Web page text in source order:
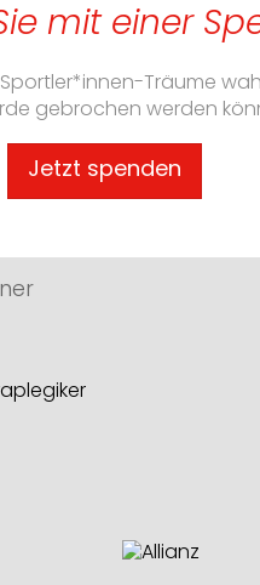
mit einer
Träume
gebrochen werden
Jetzt spenden